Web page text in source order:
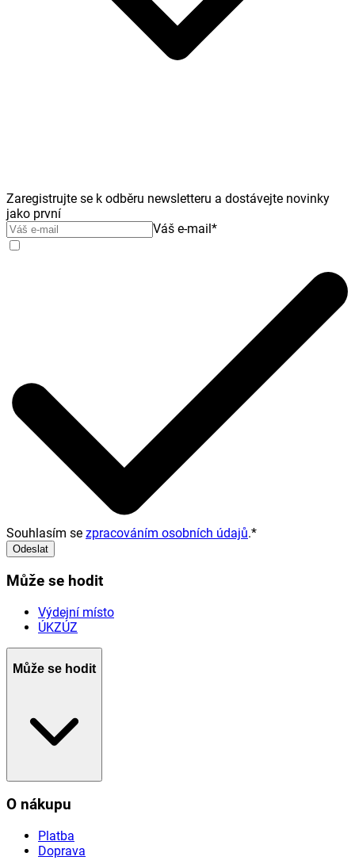
Zaregistrujte se k odběru newsletteru a dostávejte novinky
jako první
Váš e-mail*
Souhlasím se zpracováním osobních údajů.*
Odeslat
Může se hodit
Výdejní místo
ÚKZÚZ
Může se hodit
O nákupu
Platba
Doprava